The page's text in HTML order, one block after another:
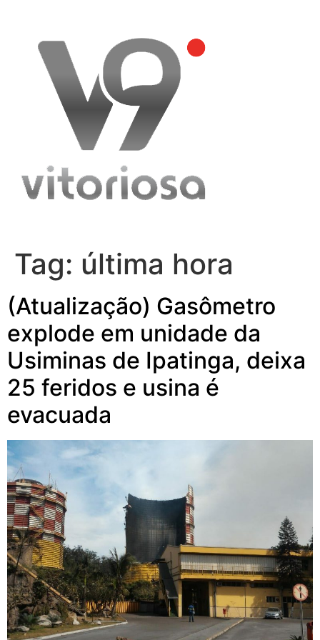
content
Tag: última hora
(Atualização) Gasômetro
explode em unidade da
Usiminas de Ipatinga, deixa
25 feridos e usina é
evacuada